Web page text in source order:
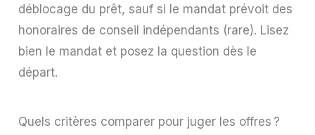
déblocage du prêt, sauf si le mandat prévoit des
honoraires de conseil indépendants (rare). Lisez
bien le mandat et posez la question dès le
départ.
Quels critères comparer pour juger les offres ?